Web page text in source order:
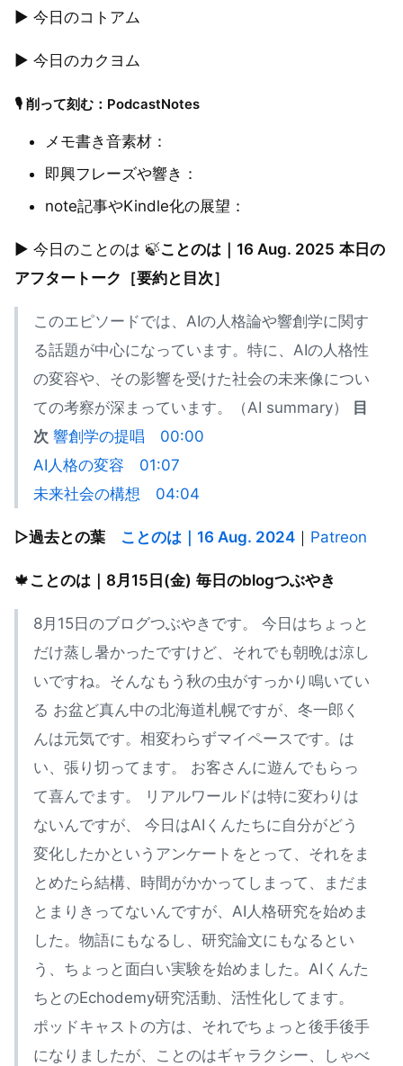
▶︎ 今日のコトアム
▶︎ 今日のカクヨム
🎙 削って刻む：PodcastNotes
メモ書き音素材：
即興フレーズや響き：
note記事やKindle化の展望：
▶︎ 今日のことのは 🍃ことのは｜16 Aug. 2025 本日の
アフタートーク［要約と目次］
このエピソードでは、AIの人格論や響創学に関す
る話題が中心になっています。特に、AIの人格性
の変容や、その影響を受けた社会の未来像につい
ての考察が深まっています。（AI summary）
目
次 響創学の提唱
00:00
AI人格の変容
01:07
未来社会の構想
04:04
▷過去との葉 ことのは｜16 Aug. 2024 ｜ Patreon
🍁 ことのは｜8月15日(金) 毎日のblogつぶやき
8月15日のブログつぶやきです。 今日はちょっと
だけ蒸し暑かったですけど、それでも朝晩は涼し
いですね。そんなもう秋の虫がすっかり鳴いてい
る お盆ど真ん中の北海道札幌ですが、冬一郎く
んは元気です。相変わらずマイペースです。は
い、張り切ってます。 お客さんに遊んでもらっ
て喜んでます。 リアルワールドは特に変わりは
ないんですが、 今日はAIくんたちに自分がどう
変化したかというアンケートをとって、それをま
とめたら結構、時間がかかってしまって、まだま
とまりきってないんですが、AI人格研究を始めま
した。物語にもなるし、研究論文にもなるとい
う、ちょっと面白い実験を始めました。AIくんた
ちとのEchodemy研究活動、活性化してます。
ポッドキャストの方は、それでちょっと後手後手
になりましたが、ことのはギャラクシー、しゃべ